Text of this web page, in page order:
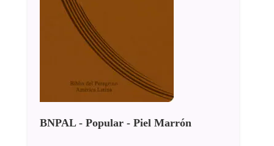
BNPAL - Popular - Piel Marrón